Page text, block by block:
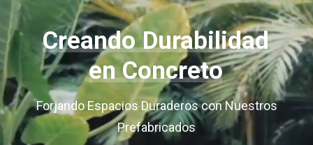
Creando Durabilidad
en Concreto
Forjando Espacios Duraderos con Nuestros
Prefabricados